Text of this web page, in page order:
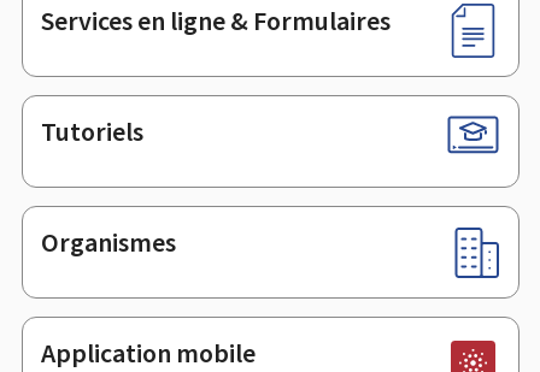
Services en ligne & Formulaires
Tutoriels
Organismes
Application mobile